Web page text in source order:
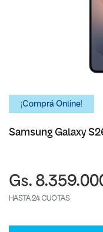
¡Comprá Online!
Samsung Galaxy
Gs.
HASTA 24 CUOTAS